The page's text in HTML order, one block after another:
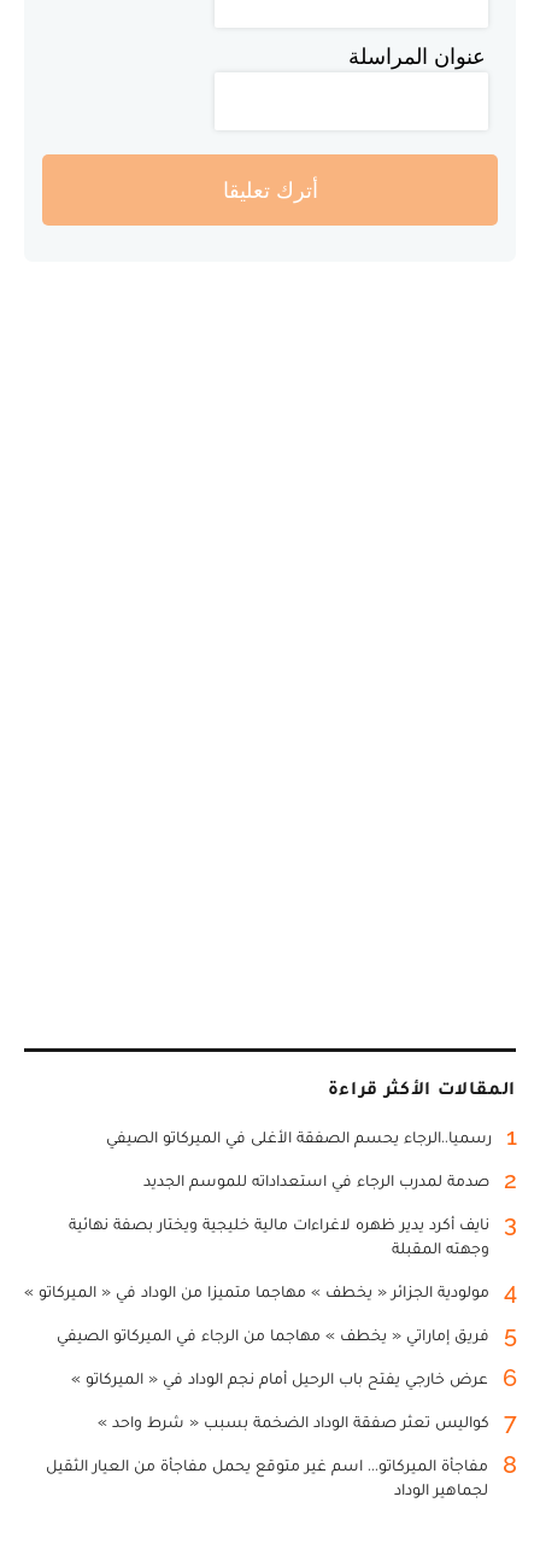
عنوان المراسلة
أترك تعليقا
المقالات الأكثر قراءة
1 رسميا..الرجاء يحسم الصفقة الأغلى في الميركاتو الصيفي
2 صدمة لمدرب الرجاء في استعداداته للموسم الجديد
3
نايف أكرد يدير ظهره لاغراءات مالية خليجية ويختار بصفة نهائية
وجهته المقبلة
4 مولودية الجزائر « يخطف » مهاجما متميزا من الوداد في « الميركاتو »
5 فريق إماراتي « يخطف » مهاجما من الرجاء في الميركاتو الصيفي
6 عرض خارجي يفتح باب الرحيل أمام نجم الوداد في « الميركاتو »
7 كواليس تعثر صفقة الوداد الضخمة بسبب « شرط واحد »
8
مفاجأة الميركاتو... اسم غير متوقع يحمل مفاجأة من العيار الثقيل
لجماهير الوداد